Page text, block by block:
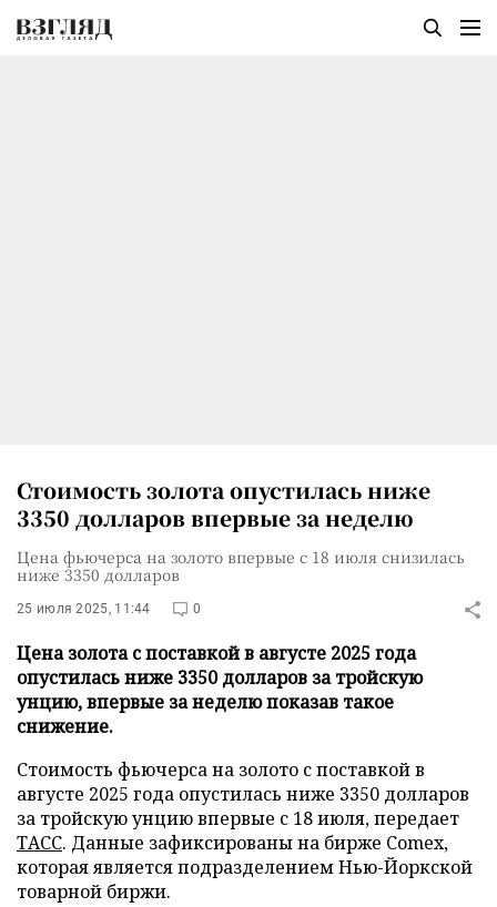
Стоимость золота опустилась ниже
3350 долларов впервые за неделю
Цена фьючерса на золото впервые с 18 июля снизилась
ниже 3350 долларов
25 июля 2025, 11:44 0
Цена золота с поставкой в августе 2025 года
опустилась ниже 3350 долларов за тройскую
унцию, впервые за неделю показав такое
снижение.
Стоимость фьючерса на золото с поставкой в
августе 2025 года опустилась ниже 3350 долларов
за тройскую унцию впервые с 18 июля, передает
ТАСС. Данные зафиксированы на бирже Comex,
которая является подразделением Нью-Йоркской
товарной биржи.